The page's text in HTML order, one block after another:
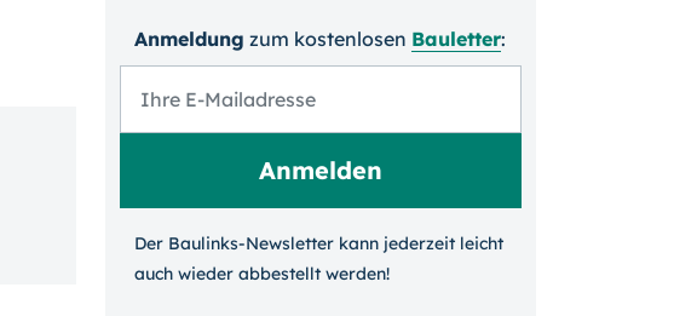
Anmeldung zum kosten­losen Bauletter:
Der Baulinks-Newsletter kann jeder­zeit leicht
auch wieder ab­bestellt werden!